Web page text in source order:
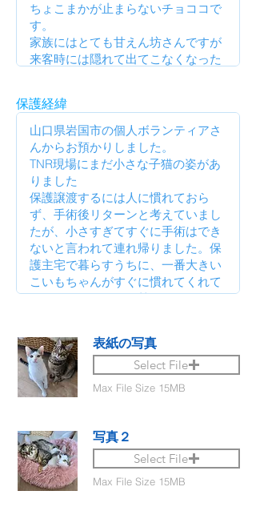
保護経緯
表紙の写真
Select File
Max File Size 15MB
写真２
Select File
Max File Size 15MB